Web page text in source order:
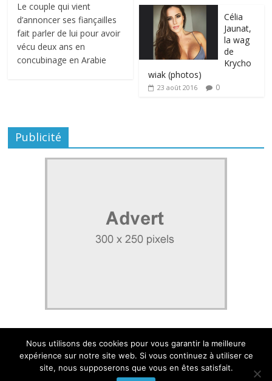
Le couple qui vient
d’annoncer ses fiançailles
fait parler de lui pour avoir
vécu deux ans en
concubinage en Arabie
Célia
Jaunat,
la wag
de
Krycho
wiak (photos)
23 août 2016 0
Publicité
Nous utilisons des cookies pour vous garantir la meilleure
expérience sur notre site web. Si vous continuez à utiliser ce
site, nous supposerons que vous en êtes satisfait.